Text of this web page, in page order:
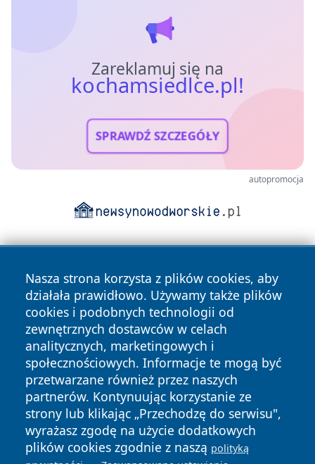
Zareklamuj się na
kochamsiedlce.pl!
SPRAWDŹ SZCZEGÓŁY
autopromocja
Nasza strona korzysta z plików cookies, aby
działała prawidłowo. Używamy także plików
cookies i podobnych technologii od
zewnętrznych dostawców w celach
analitycznych, marketingowych i
społecznościowych. Informacje te mogą być
przetwarzane również przez naszych
partnerów. Kontynuując korzystanie ze
strony lub klikając „Przechodzę do serwisu",
wyrażasz zgodę na użycie dodatkowych
plików cookies zgodnie z naszą polityką
Copyright © 2026 kochamsiedlce.pl Wszystkie prawa
zastrzeżone.
News Autorzy
Polityka
Prywatności
Polityka
Cookies